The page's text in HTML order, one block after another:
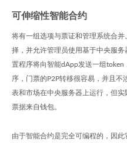
可伸缩性智能合约
将有一组选项与票证和管理系统合
择，并允许管理员使用基于中央服
置程序将向智能dApp发送一组token
序，门票的P2P转移很容易，并且不
表和市场在中央服务器上运行，但
票据来自钱包。
由于智能合约是完全可编程的，因